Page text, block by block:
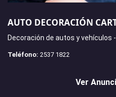
AUTO DECORACIÓN
Decoración de autos y vehículos
Teléfono: 2537 1822
Ver